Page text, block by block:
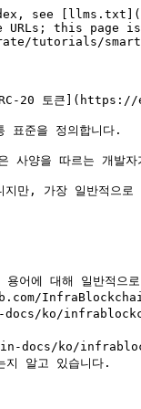
to, uint tokens) public returns (bool success);
    function approve(address spender, uint tokens) public returns (bool success);
    function transferFrom(address from, address to, uint tokens) public returns (bool success);

    // 계약 이벤트
    event Transfer(address indexed from, address indexed to, uint tokens);
    event Approval(address indexed tokenOwner, address indexed spender, uint tokens);
}
```

사용자 잔액은 계정 주소에 매핑되며 인터페이스를 통해 사용자는 소유한 토큰을 이전하거나 제3자가 토큰을 이전할 수 있습니다.

가장 중요한 것은 스마트 컨트랙트 로직이 토큰이 의도치 않게 생성되거나 파괴되지 않도록 구현되어야 하며, 사용자의 자금이 악의적인 행위자로부터 보호되어야 한다는 것입니다.

모든 공개 함수가 호출이 성공했는지 여부만 나타내는 `bool`을 반환한다는 점에 유의하세요.

Rust에서는 이러한 함수들이 일반적으로 `Result`를 반환하는 것이 일반적입니다.

### 토큰 공급 생성

ERC-20 토큰을 처리하는 스마트 컨트랙트는 [값 저장을 위한 맵 사용](/infrablockchain-docs/ko/infrablockchain/learn/substrate/tutorials/smart-contracts/use-maps-for-storing-values.md)에서 값 저장을 위해 맵을 사용한 Incrementer 계약과 유사합니다.

이 튜토리얼에서는 ERC-20 계약이 배포될 때 계약 소유자와 연결된 계정에 모든 토큰이 예치된 고정 공급 토큰으로 구성됩